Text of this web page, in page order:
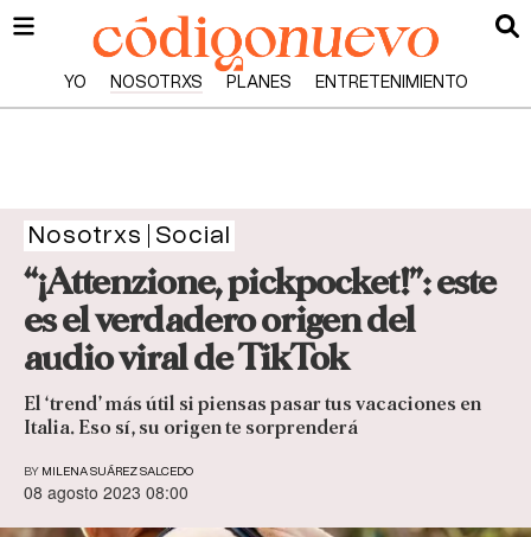
YO NOSOTRXS PLANES ENTRETENIMIENTO
Nosotrxs Social
“¡Attenzione, pickpocket!”: este
es el verdadero origen del
audio viral de TikTok
El ‘trend’ más útil si piensas pasar tus vacaciones en
Italia. Eso sí, su origen te sorprenderá
BY MILENA SUÁREZ SALCEDO
08 agosto 2023 08:00